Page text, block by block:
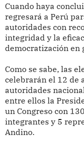
Cuando haya
regresará a Perú
autoridades con
integridad y la
democratización en
Como se sabe, las
celebrarán el 12 de
autoridades
entre ellos la
un Congreso con
integrantes y 5
Andino.